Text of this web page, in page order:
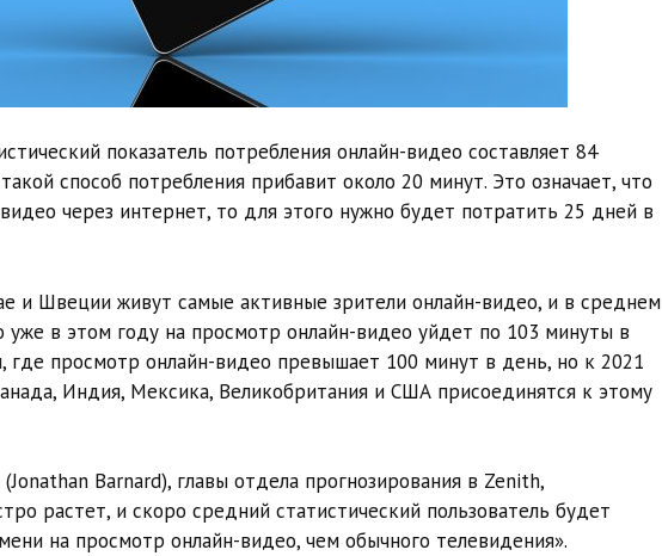
показатель потребления онлайн-видео составляет 84
способ потребления прибавит около 20 минут. Это означает, что
через интернет, то для этого нужно будет потратить 25 дней в
и Швеции живут самые активные зрители онлайн-видео, и в среднем
уже в этом году на просмотр онлайн-видео уйдет по 103 минуты в
где просмотр онлайн-видео превышает 100 минут в день, но к 2021
Индия, Мексика, Великобритания и США присоединятся к этому
Barnard), главы отдела прогнозирования в Zenith,
растет, и скоро средний статистический пользователь будет
на просмотр онлайн-видео, чем обычного телевидения».